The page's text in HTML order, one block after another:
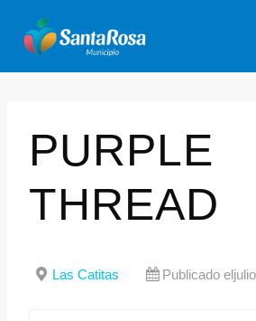
PURPLE
THREAD
Las Catitas Publicado